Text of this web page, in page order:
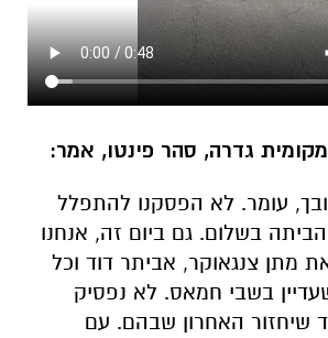
גדרה, סהר פינטו, אמר:
עומר. לא הפסקנו להתפלל
בשלום. גם ביום זה, אנחנו
מתן צנגאוקר, אביתר דוד וכל
בשבי חמאס. לא נפסיק
שיחזור האחרון שבהם. עם